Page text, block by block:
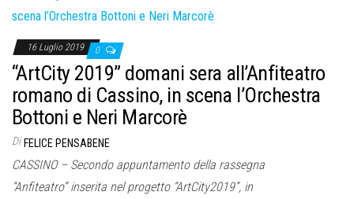
n
16 Luglio 2019 0
“ArtCity 2019” domani sera all’Anfiteatro
romano di Cassino, in scena l’Orchestra
Bottoni e Neri Marcorè
Di FELICE PENSABENE
CASSINO – Secondo appuntamento della rassegna
“Anfiteatro” inserita nel progetto “ArtCity2019”, in